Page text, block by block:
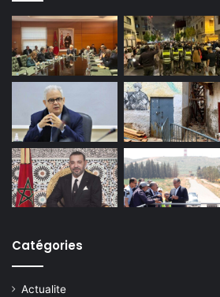
Catégories
Actualite